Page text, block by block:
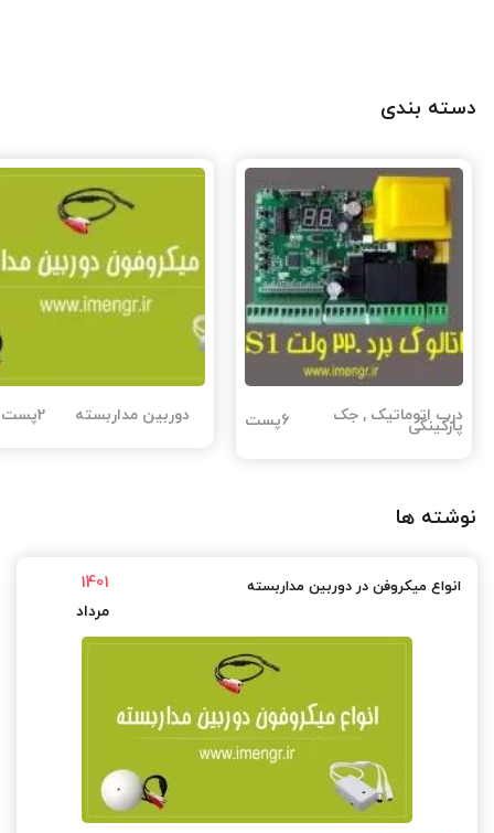
دسته بندی
درب اتوماتیک , جک
پارکینگی 6پست دوربین مداربسته 2پست
نوشته ها
انواع میکروفن در دوربین مداربسته 1401
مرداد